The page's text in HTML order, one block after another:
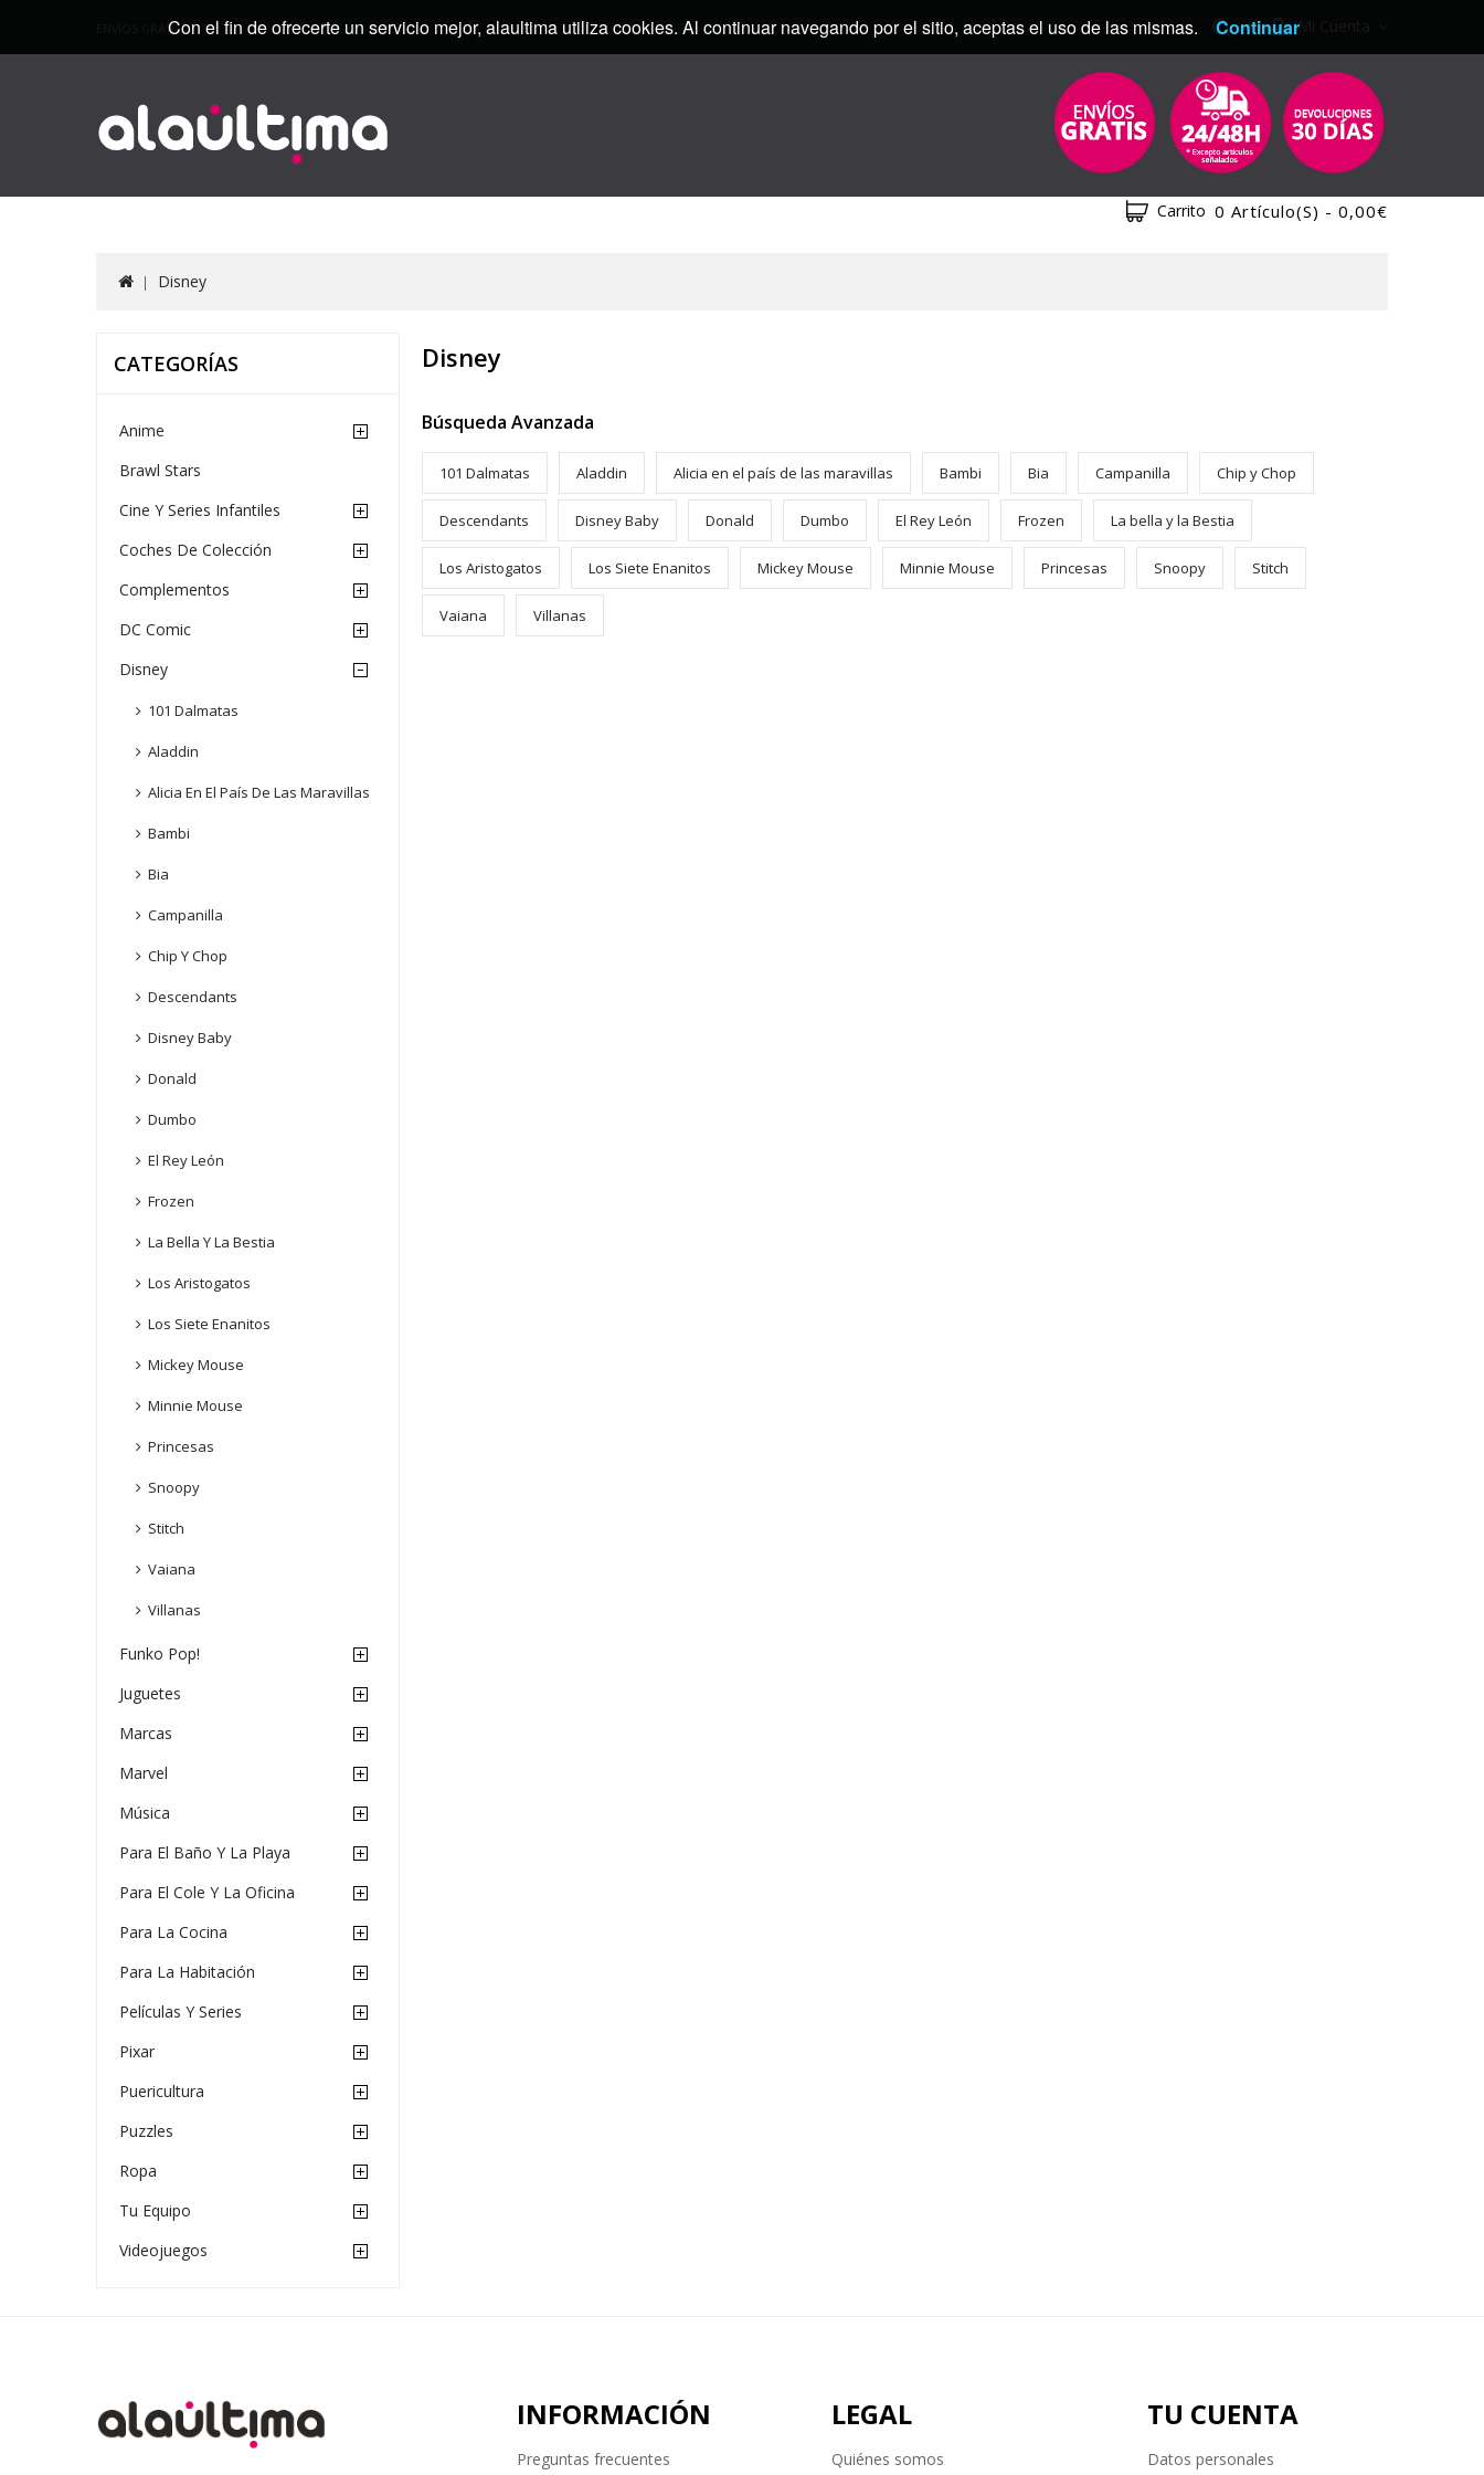
ENVÍOS GRATIS Mi Cuenta
Carrito 0 Artículo(s) - 0,00€
Disney
CATEGORÍAS
Anime
Brawl Stars
Cine Y Series Infantiles
Coches De Colección
Complementos
DC Comic
Disney
101 Dalmatas
Aladdin
Alicia En El País De Las Maravillas
Bambi
Bia
Campanilla
Chip Y Chop
Descendants
Disney Baby
Donald
Dumbo
El Rey León
Frozen
La Bella Y La Bestia
Los Aristogatos
Los Siete Enanitos
Mickey Mouse
Minnie Mouse
Princesas
Snoopy
Stitch
Vaiana
Villanas
Funko Pop!
Juguetes
Marcas
Marvel
Música
Para El Baño Y La Playa
Para El Cole Y La Oficina
Para La Cocina
Para La Habitación
Películas Y Series
Pixar
Puericultura
Puzzles
Ropa
Tu Equipo
Videojuegos
Disney
Búsqueda Avanzada
101 Dalmatas Aladdin Alicia en el país de las maravillas Bambi Bia Campanilla Chip y Chop
Descendants Disney Baby Donald Dumbo El Rey León Frozen La bella y la Bestia
Los Aristogatos Los Siete Enanitos Mickey Mouse Minnie Mouse Princesas Snoopy Stitch
Vaiana Villanas
INFORMACIÓN
Preguntas frecuentes
LEGAL
Quiénes somos
TU CUENTA
Datos personales
Con el fin de ofrecerte un servicio mejor, alaultima utiliza cookies. Al continuar navegando por el sitio, aceptas el uso de las mismas. Continuar